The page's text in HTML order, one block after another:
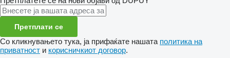
Претплати се
Со кликнувањето тука, ја прифаќате нашата политика на
приватност и корисничкиот договор.